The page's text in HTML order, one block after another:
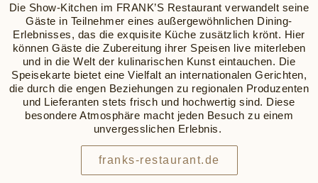
Die Show-Kitchen im FRANK’S Restaurant verwandelt seine
Gäste in Teilnehmer eines außergewöhnlichen Dining-
Erlebnisses, das die exquisite Küche zusätzlich krönt. Hier
können Gäste die Zubereitung ihrer Speisen live miterleben
und in die Welt der kulinarischen Kunst eintauchen. Die
Speisekarte bietet eine Vielfalt an internationalen Gerichten,
die durch die engen Beziehungen zu regionalen Produzenten
und Lieferanten stets frisch und hochwertig sind. Diese
besondere Atmosphäre macht jeden Besuch zu einem
unvergesslichen Erlebnis.
franks-restaurant.de